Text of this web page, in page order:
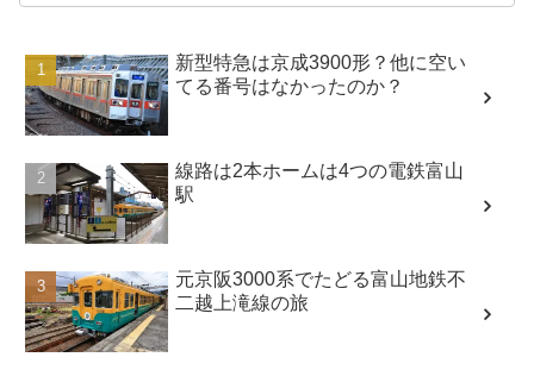
新型特急は京成3900形？他に空い
てる番号はなかったのか？
線路は2本ホームは4つの電鉄富山
駅
元京阪3000系でたどる富山地鉄不
二越上滝線の旅